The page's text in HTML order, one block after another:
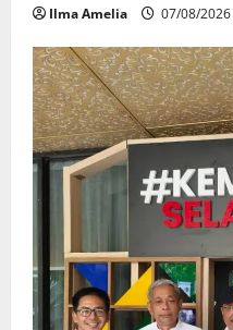
Ilma Amelia 07/08/2026